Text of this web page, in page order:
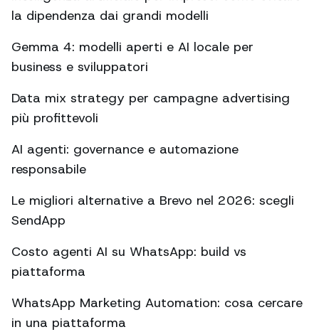
la dipendenza dai grandi modelli
Gemma 4: modelli aperti e AI locale per
business e sviluppatori
Data mix strategy per campagne advertising
più profittevoli
AI agenti: governance e automazione
responsabile
Le migliori alternative a Brevo nel 2026: scegli
SendApp
Costo agenti AI su WhatsApp: build vs
piattaforma
WhatsApp Marketing Automation: cosa cercare
in una piattaforma